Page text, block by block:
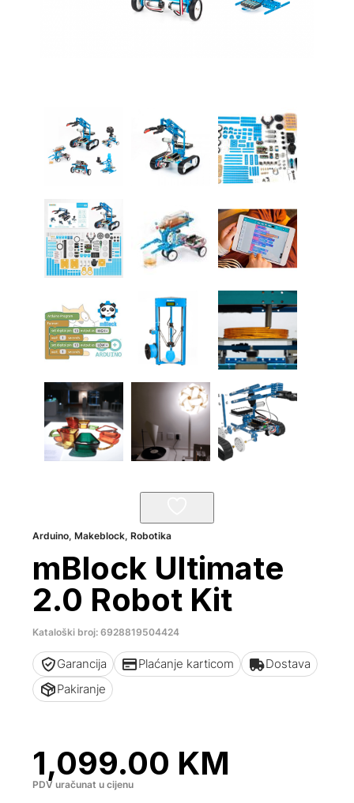
Arduino,Makeblock,Robotika
mBlock Ultimate
2.0 Robot Kit
Kataloški broj: 6928819504424
Garancija Plaćanje karticom
Dostava
Pakiranje
1,099.00 KM
PDV uračunat u cijenu